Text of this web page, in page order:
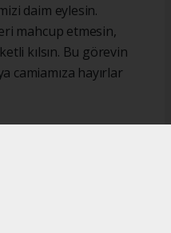
daim eylesin.
mahcup etmesin,
kılsın. Bu görevin
camiamıza hayırlar